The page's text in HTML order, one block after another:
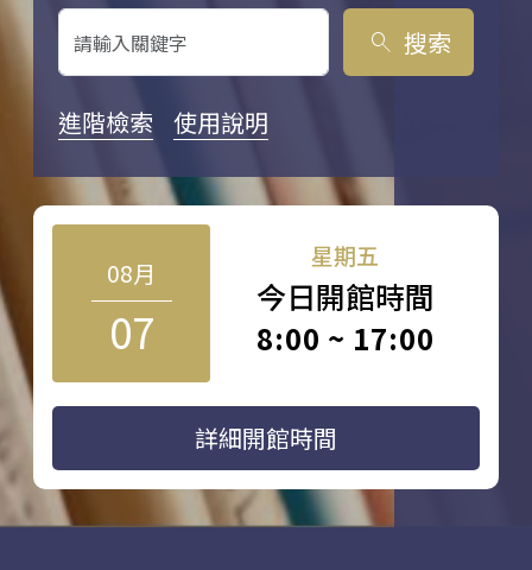
search 搜索
進階檢索 使用說明
08月
07
星期五
今日開館時間
8:00 ~ 17:00
詳細開館時間